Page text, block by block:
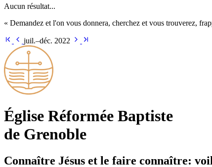
Aucun résultat...
« Demandez et l'on vous donnera, cherchez et vous trouverez,
juil.–déc. 2022
Église Ré­for­mée Bap­tiste
de Grenoble
Connaître Jésus et le faire connaître: